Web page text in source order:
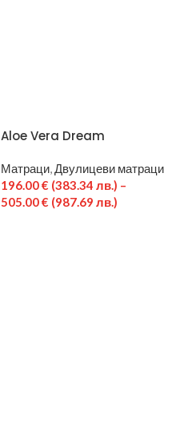
Aloe Vera Dream
Матраци,Двулицеви матраци
196.00€ (383.34 лв.) –
505.00€ (987.69 лв.)